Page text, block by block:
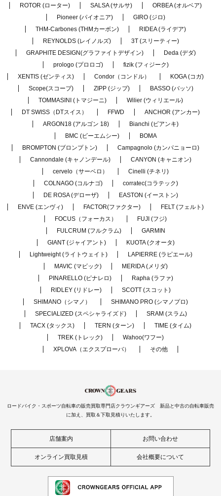
ROTOR (ローター)
SALSA (サルサ)
ORBEA (オルベア)
Pioneer (パイオニア)
GIRO (ジロ)
THM-Carbones (THMカーボン)
RIDEA (ライデア)
REYNOLDS (レイノルズ)
3T (スリーティー)
GRAPHITE DESIGN(グラファイトデザイン)
Deda (デダ)
prologo (プロロゴ)
fizik (フィジーク)
XENTIS (ゼンティス)
Condor（コンドル）
KOGA (コガ)
Scope(スコープ)
ZIPP (ジップ)
BASSO (バッソ)
TOMMASINI (トマジーニ)
Wilier (ウィリエール)
DT SWISS（DTスイス）
FFWD
ANCHOR (アンカー)
ARGON18 (アルゴン 18)
Bianchi (ビアンキ)
BMC (ビーエムシー)
BOMA
BROMPTON (ブロンプトン)
Campagnolo (カンパニョーロ)
Cannondale (キャノンデール)
CANYON (キャニオン)
cervelo（サーベロ）
Cinelli (チネリ)
COLNAGO (コルナゴ)
corratec(コラテック)
DE ROSA (デローザ)
EASTON (イーストン)
ENVE (エンヴィ)
FACTOR(ファクター)
FELT (フェルト)
FOCUS（フォーカス）
FUJI (フジ)
FULCRUM (フルクラム)
GARMIN
GIANT (ジャイアント)
KUOTA (クオータ)
Lightweight (ライトウェイト)
LAPIERRE (ラピエール)
MAVIC (マビック)
MERIDA (メリダ)
PINARELLO (ピナレロ)
Rapha (ラファ)
RIDLEY (リドレー)
SCOTT (スコット)
SHIMANO（シマノ）
SHIMANO PRO (シマノプロ)
SPECIALIZED (スペシャライズド)
SRAM (スラム)
TACX (タックス)
TERN (ターン)
TIME (タイム)
TREK (トレック)
Wahoo(ワフー)
XPLOVA（エクスプローバ）
その他
ロードバイク・スポーツ自転車の販売買取専門店クラウンギアーズ 新品と中古の自転車販売
に加え、買取＆下取見積りいたします。
店舗案内 お問い合わせ
オンライン買取見積 会社概要について